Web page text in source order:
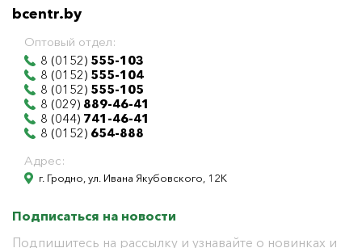
bcentr.by
Оптовый отдел:
8 (0152) 555-103
8 (0152) 555-104
8 (0152) 555-105
8 (029) 889-46-41
8 (044) 741-46-41
8 (0152) 654-888
Адрес:
г. Гродно, ул. Ивана Якубовского, 12К
Подписаться на новости
Подпишитесь на рассылку и узнавайте о новинках и